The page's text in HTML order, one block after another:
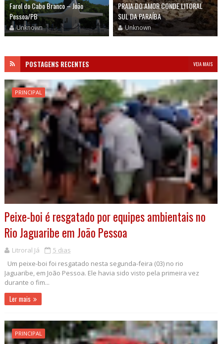
Farol do Cabo Branco – João
Pessoa/PB
Unknown
PRAIA DO AMOR CONDE LITORAL
SUL DA PARAÍBA
Unknown
POSTAGENS RECENTES VEJA MAIS
PRINCIPAL
Peixe-boi é resgatado por equipes ambientais no
Rio Jaguaribe em João Pessoa
Litroral Já
5 dias
Um peixe-boi foi resgatado nesta segunda-feira (03) no rio
Jaguaribe, em João Pessoa. Ele havia sido visto pela primeira vez
durante o fim...
Ler mais
PRINCIPAL